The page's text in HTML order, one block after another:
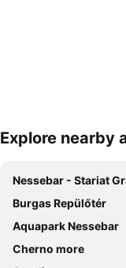
Nagy méretű térkép
Explore nearby
Nessebar - Stariat
Burgas Repülőtér
Aquapark Nessebar
Cherno more